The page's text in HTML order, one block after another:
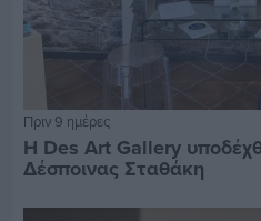
Πριν 9 ημέρες
Η Des Art Gallery
Δέσποινας Σταθάκη